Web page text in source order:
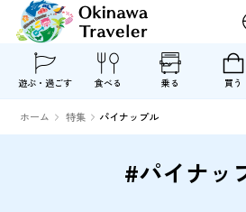
遊ぶ・過ごす 食べる 乗る 買う
ホーム 特集 パイナップル
#パイナッ